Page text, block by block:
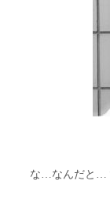
な…なんだと…